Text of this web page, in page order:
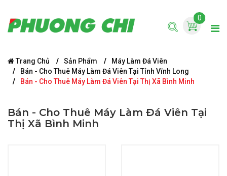
0
Trang Chủ Sản Phẩm
Máy Làm Đá Viên
Bán - Cho Thuê Máy Làm Đá Viên Tại Tỉnh Vĩnh Long
Bán - Cho Thuê Máy Làm Đá Viên Tại Thị Xã Bình Minh
Bán - Cho Thuê Máy Làm Đá Viên Tại
Thị Xã Bình Minh